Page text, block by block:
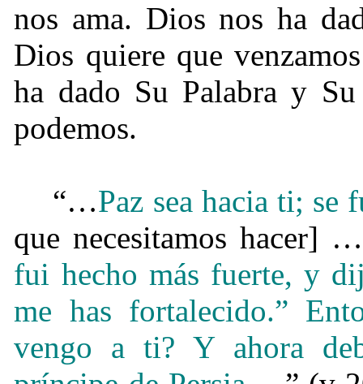
nos ama. Dios nos ha
Dios quiere que
ha dado Su Palabra y
podemos.
“…Paz sea hacia ti; se
que necesitamos hacer] …
fui hecho más fuerte, y
me has fortalecido.”
vengo a ti? Y ahora